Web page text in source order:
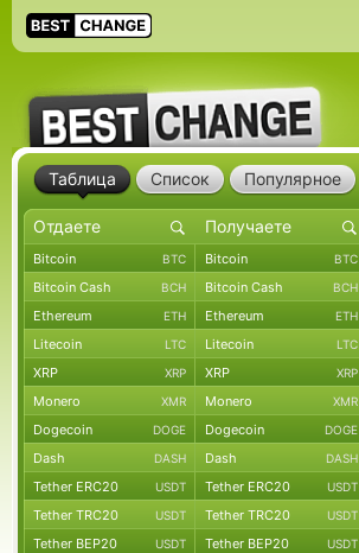
Таблица Список Популярное
Bitcoin BTC Bitcoin BTC
Bitcoin Cash BCH Bitcoin Cash BCH
Ethereum ETH Ethereum ETH
Litecoin LTC Litecoin LTC
XRP XRP XRP XRP
Monero XMR Monero XMR
Dogecoin DOGE Dogecoin DOGE
Dash DASH Dash DASH
Tether ERC20 USDT Tether ERC20 USDT
Tether TRC20 USDT Tether TRC20 USDT
Tether BEP20 USDT Tether BEP20 USDT